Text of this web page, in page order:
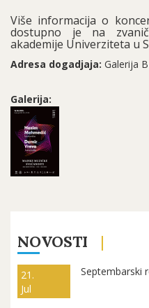
Više informacija o
dostupno je na
akademije Univerziteta u
Adresa dogadjaja: Galerija
Galerija:
NOVOSTI
21.
Jul
Septembarski